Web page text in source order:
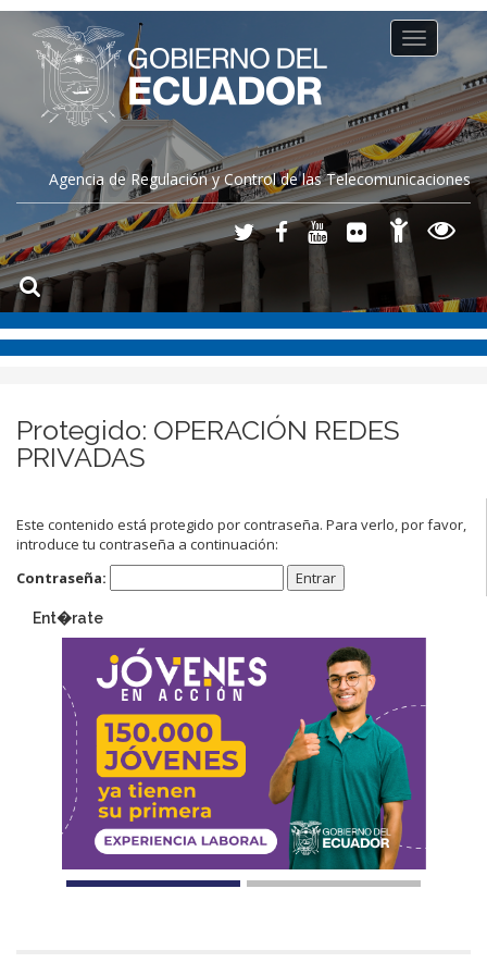
Agencia de Regulación y Control de las Telecomunicaciones
Toggle
navigation
Protegido: OPERACIÓN REDES
PRIVADAS
Este contenido está protegido por contraseña. Para verlo, por favor,
introduce tu contraseña a continuación:
Contraseña:
Ent�rate